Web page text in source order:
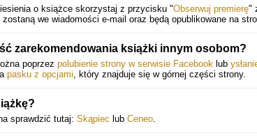
o książce skorzystaj z przycisku "Obserwuj premierę"
zostaną we wiadomości e-mail oraz będą opublikowane na
zarekomendowania książki innym osobom?
poprzez polubienie strony w serwisie Facebook lub
pasku z opcjami, który znajduje się w górnej części strony.
sprawdzić tutaj: Skąpiec lub Ceneo.